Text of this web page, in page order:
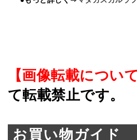
【画像転載について
て転載禁止です。
お買い物ガ